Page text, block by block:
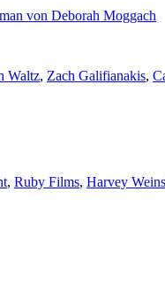
von Deborah Moggach
Waltz, Zach Galifianakis,
, Ruby Films, Harvey